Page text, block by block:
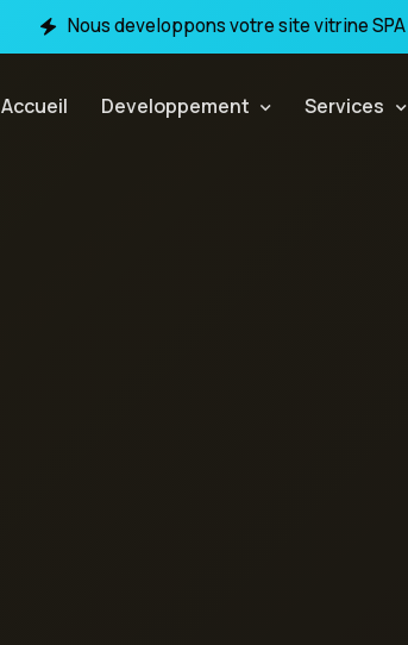
Nous developpons votre site vitrine SPA
Accueil Developpement Services